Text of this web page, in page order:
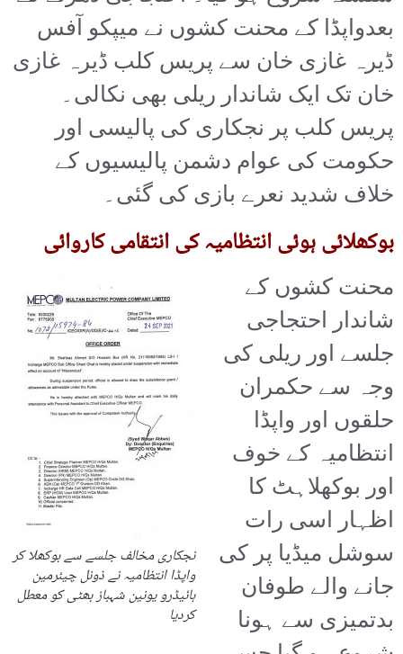
بعدواپڈا کے محنت کشوں نے میپکو آفس
ڈیرہ غازی خان سے پریس کلب ڈیرہ غازی
خان تک ایک شاندار ریلی بھی نکالی۔
پریس کلب پر نجکاری کی پالیسی اور
حکومت کی عوام دشمن پالیسیوں کے
خلاف شدید نعرے بازی کی گئی۔
بوکھلائی ہوئی انتظامیہ کی انتقامی کاروائی
نجکاری مخالف جلسے سے بوکھلا کر
واپڈا انتظامیہ نے ذونل چیئرمین
ہائیڈرو یونین شہباز بھٹی کو معطل
کردیا
محنت کشوں کے
شاندار احتجاجی
جلسے اور ریلی کی
وجہ سے حکمران
حلقوں اور واپڈا
انتظامیہ کے خوف
اور بوکھلاہٹ کا
اظہار اسی رات
سوشل میڈیا پر کی
جانے والے طوفان
بدتمیزی سے ہونا